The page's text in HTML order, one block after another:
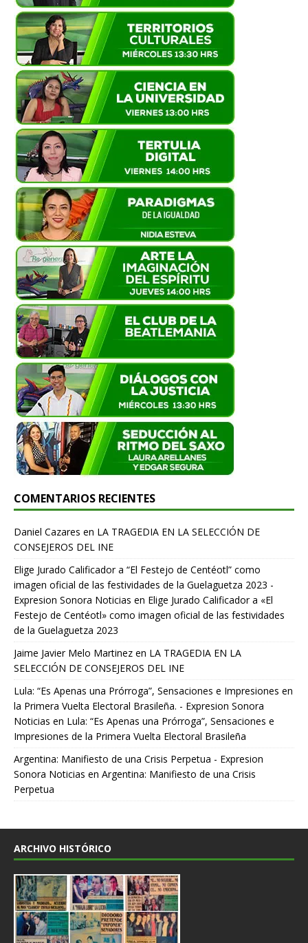
COMENTARIOS RECIENTES
Daniel Cazares en LA TRAGEDIA EN LA SELECCIÓN DE
CONSEJEROS DEL INE
Elige Jurado Calificador a “El Festejo de Centéotl” como
imagen oficial de las festividades de la Guelaguetza 2023 -
Expresion Sonora Noticias en Elige Jurado Calificador a «El
Festejo de Centéotl» como imagen oficial de las festividades
de la Guelaguetza 2023
Jaime Javier Melo Martinez en LA TRAGEDIA EN LA
SELECCIÓN DE CONSEJEROS DEL INE
Lula: “Es Apenas una Prórroga”, Sensaciones e Impresiones en
la Primera Vuelta Electoral Brasileña. - Expresion Sonora
Noticias en Lula: “Es Apenas una Prórroga”, Sensaciones e
Impresiones de la Primera Vuelta Electoral Brasileña
Argentina: Manifiesto de una Crisis Perpetua - Expresion
Sonora Noticias en Argentina: Manifiesto de una Crisis
Perpetua
ARCHIVO HISTÓRICO